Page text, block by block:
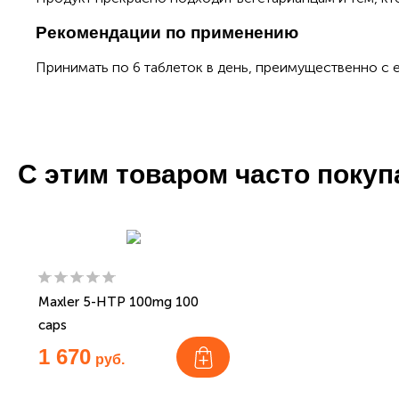
Рекомендации по применению
Принимать по 6 таблеток в день, преимущественно с
С этим товаром часто
Maxler 5-HTP 100mg 100
caps
1 670 руб.